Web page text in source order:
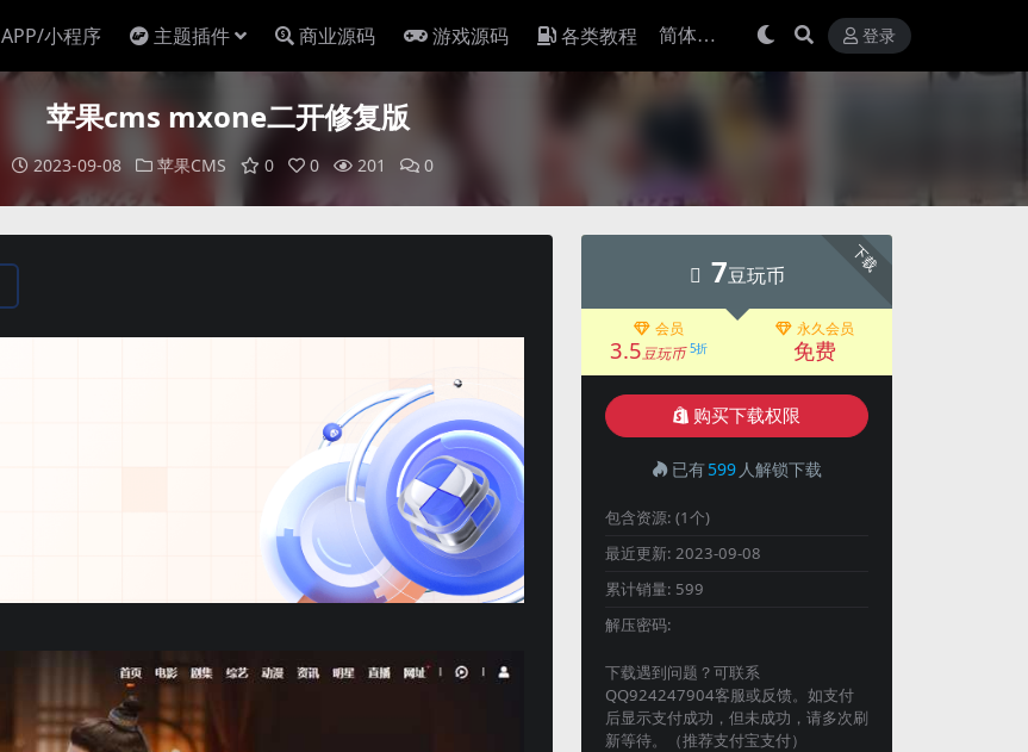
APP/小程序 主题插件 商业源码 游戏源码 各类教程 登录
苹果cms mxone二开修复版
2023-09-08 苹果CMS 0 0 201 0
下载
7豆玩币
会员
3.5豆玩币 5折
永久会员
免费
购买下载权限
已有599 人解锁下载
包含资源: (1个)
最近更新: 2023-09-08
累计销量: 599
解压密码:
下载遇到问题？可联系
QQ924247904客服或反馈。如支付
后显示支付成功，但未成功，请多次刷
新等待。（推荐支付宝支付）